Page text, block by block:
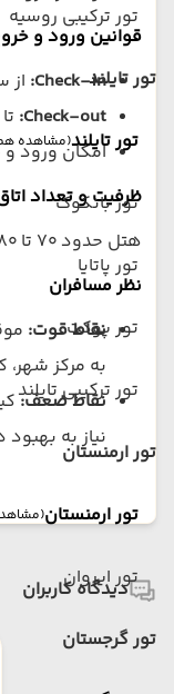
تور ترکیبی روسیه
تور تایلند
تور تایلند(مشاهده
تور بانکوک
تور پاتایا
تور پوکت
تور ترکیبی تایلند
تور ارمنستان
تور ارمنستان
تور ایروان
تور گرجستان
قوانین ورود و
Check-in: از
Check-out:
امکان ورود
ظرفیت و تعداد
هتل حدود ۷۰ تا ۸۰ اتاق با ظرفیت تقریبی ۲۰۰ نفر دارد.
نظر مسافران
نقاط قوت:
به مرکز
نقاط ضعف:
نیاز به
دیدگاه کاربران